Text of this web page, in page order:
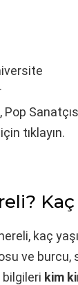
tıklayın.
Kaç
kaç
ve burcu,
bilgileri kim